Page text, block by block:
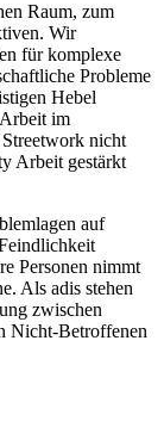
Raum, zum
Wir
für komplexe
Probleme
Hebel
im
nicht
Arbeit gestärkt
auf
Personen nimmt
Als adis stehen
zwischen
Nicht-Betroffenen